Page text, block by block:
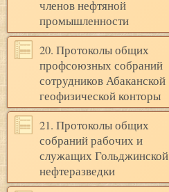
членов нефтяной
промышленности
20. Протоколы общих
профсоюзных собраний
сотрудников Абаканской
геофизической конторы
21. Протоколы общих
собраний рабочих и
служащих Гольджинской
нефтеразведки